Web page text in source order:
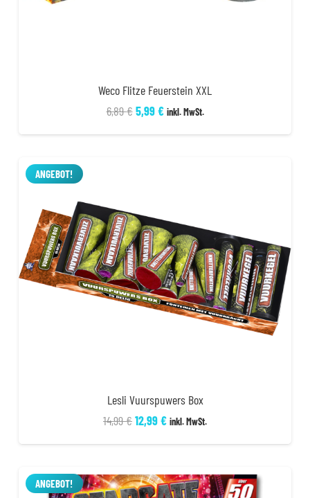
Weco Flitze Feuerstein XXL
6,89€ Ursprünglicher
5,99€Aktueller
inkl. MwSt.
ANGEBOT!
Lesli Vuurspuwers Box
14,99€Ursprünglicher
14,99 €
12,99€Aktueller
12,99 €.
inkl. MwSt.
ANGEBOT!